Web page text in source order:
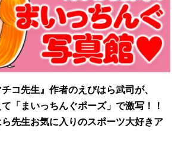
チコ先生』作者のえびはら武司が、
「まいっちんぐポーズ」で激写！！
先生お気に入りのスポーツ大好きア